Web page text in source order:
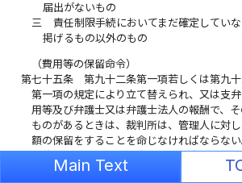
届出がないもの
三
責任制限手続においてまだ確定してい
掲げるもの以外のもの
（費用等の保留命令）
第七十五条
第九十二条第一項若しくは第九
第一項の規定により立て替えられ、又は支
用等及び弁護士又は弁護士法人の報酬で、
ものがあるときは、裁判所は、管理人に対
額の保留をすることを命じなければならない
裁判所は、前項の規定による決定を変更
ができる。
Main Text